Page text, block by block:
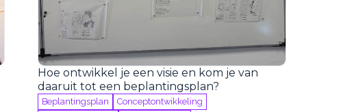
Hoe ontwikkel je een visie en kom je van
daaruit tot een beplantingsplan?
Beplantingsplan
Conceptontwikkeling